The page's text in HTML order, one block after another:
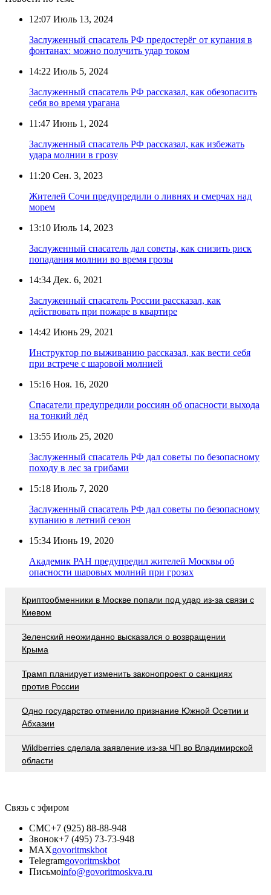
12:07 Июль 13, 2024
Заслуженный спасатель РФ предостерёг от купания в
фонтанах: можно получить удар током
14:22 Июль 5, 2024
Заслуженный спасатель РФ рассказал, как обезопасить
себя во время урагана
11:47 Июнь 1, 2024
Заслуженный спасатель РФ рассказал, как избежать
удара молнии в грозу
11:20 Сен. 3, 2023
Жителей Сочи предупредили о ливнях и смерчах над
морем
13:10 Июль 14, 2023
Заслуженный спасатель дал советы, как снизить риск
попадания молнии во время грозы
14:34 Дек. 6, 2021
Заслуженный спасатель России рассказал, как
действовать при пожаре в квартире
14:42 Июнь 29, 2021
Инструктор по выживанию рассказал, как вести себя
при встрече с шаровой молнией
15:16 Ноя. 16, 2020
Спасатели предупредили россиян об опасности выхода
на тонкий лёд
13:55 Июль 25, 2020
Заслуженный спасатель РФ дал советы по безопасному
походу в лес за грибами
15:18 Июль 7, 2020
Заслуженный спасатель РФ дал советы по безопасному
купанию в летний сезон
15:34 Июнь 19, 2020
Академик РАН предупредил жителей Москвы об
опасности шаровых молний при грозах
Криптообменники в Москве попали под удар из-за связи с
Киевом
Зеленский неожиданно высказался о возвращении
Крыма
Трамп планирует изменить законопроект о санкциях
против России
Одно государство отменило признание Южной Осетии и
Абхазии
Wildberries cделала заявление из-за ЧП во Владимирской
области
Связь с эфиром
СМС+7 (925) 88-88-948
Звонок+7 (495) 73-73-948
MAXgovoritmskbot
Telegramgovoritmskbot
Письмоinfo@govoritmoskva.ru